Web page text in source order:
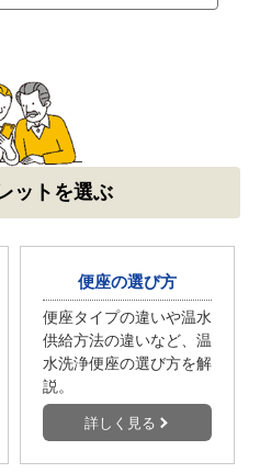
ットを選ぶ
便座の選び方
便座タイプの違いや温水
供給方法の違いなど、温
水洗浄便座の選び方を解
説。
詳しく見る